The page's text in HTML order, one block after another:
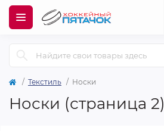
Текстиль Носки
Носки (страница 2)